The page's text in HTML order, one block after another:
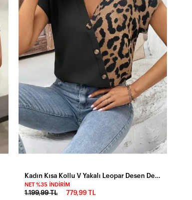
NET %35 İNDIRIM
1.199,99 TL 779,99 TL